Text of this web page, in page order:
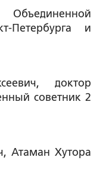
Петербурга и
доктор
советник 2
Атаман Хутора